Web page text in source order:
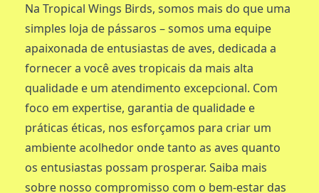
Na Tropical Wings Birds, somos mais do que uma
simples loja de pássaros – somos uma equipe
apaixonada de entusiastas de aves, dedicada a
fornecer a você aves tropicais da mais alta
qualidade e um atendimento excepcional. Com
foco em expertise, garantia de qualidade e
práticas éticas, nos esforçamos para criar um
ambiente acolhedor onde tanto as aves quanto
os entusiastas possam prosperar. Saiba mais
sobre nosso compromisso com o bem-estar das